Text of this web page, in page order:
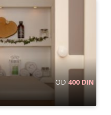
OD 400 DIN